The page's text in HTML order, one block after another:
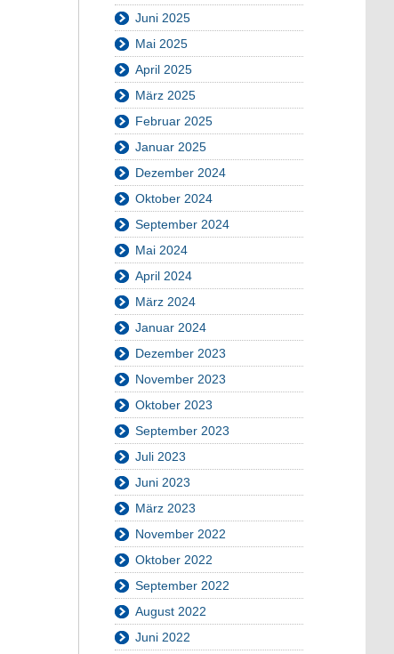
Juni 2025
Mai 2025
April 2025
März 2025
Februar 2025
Januar 2025
Dezember 2024
Oktober 2024
September 2024
Mai 2024
April 2024
März 2024
Januar 2024
Dezember 2023
November 2023
Oktober 2023
September 2023
Juli 2023
Juni 2023
März 2023
November 2022
Oktober 2022
September 2022
August 2022
Juni 2022